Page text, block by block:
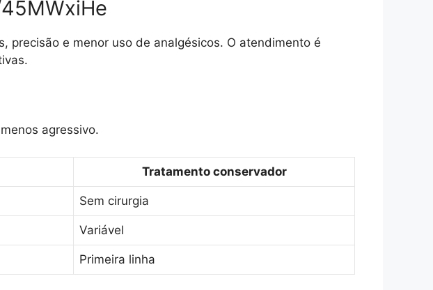
precisão e menor uso de analgésicos. O atendimento é
agressivo.
Tratamento conservador
Sem cirurgia
Variável
Primeira linha